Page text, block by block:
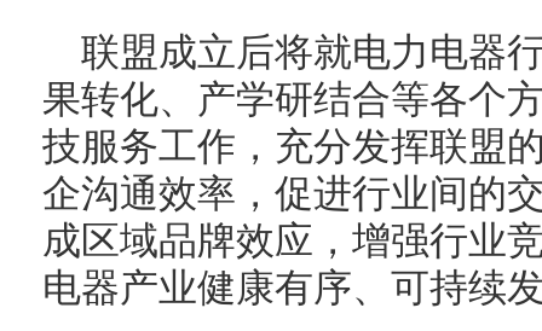
联盟成立后将就电力电器
果转化、产学研结合等各个
技服务工作，充分发挥联盟
企沟通效率，促进行业间的
成区域品牌效应，增强行业
电器产业健康有序、可持续